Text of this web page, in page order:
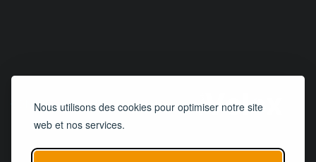
Nous utilisons des cookies pour optimiser notre site
web et nos services.
CONCEPTIONetHÉBERGEMENT